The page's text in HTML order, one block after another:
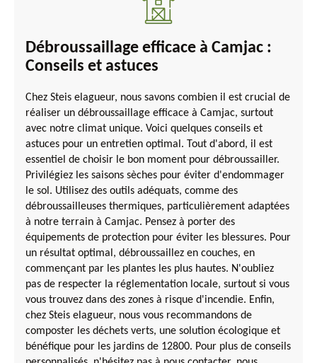
Débroussaillage efficace à Camjac :
Conseils et astuces
Chez Steis elagueur, nous savons combien il est crucial de
réaliser un débroussaillage efficace à Camjac, surtout
avec notre climat unique. Voici quelques conseils et
astuces pour un entretien optimal. Tout d'abord, il est
essentiel de choisir le bon moment pour débroussailler.
Privilégiez les saisons sèches pour éviter d'endommager
le sol. Utilisez des outils adéquats, comme des
débroussailleuses thermiques, particulièrement adaptées
à notre terrain à Camjac. Pensez à porter des
équipements de protection pour éviter les blessures. Pour
un résultat optimal, débroussaillez en couches, en
commençant par les plantes les plus hautes. N'oubliez
pas de respecter la réglementation locale, surtout si vous
vous trouvez dans des zones à risque d'incendie. Enfin,
chez Steis elagueur, nous vous recommandons de
composter les déchets verts, une solution écologique et
bénéfique pour les jardins de 12800. Pour plus de conseils